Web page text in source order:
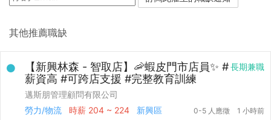
其他推薦職缺
長期兼職
【新興林森 - 智取店】🦐蝦皮門市店員✨ #
薪資高 #可跨店支援 #完整教育訓練
邁斯朋管理顧問有限公司
勞力/物流
時薪 204 ~ 224 新興區 0-5 人應徵 1 小時前